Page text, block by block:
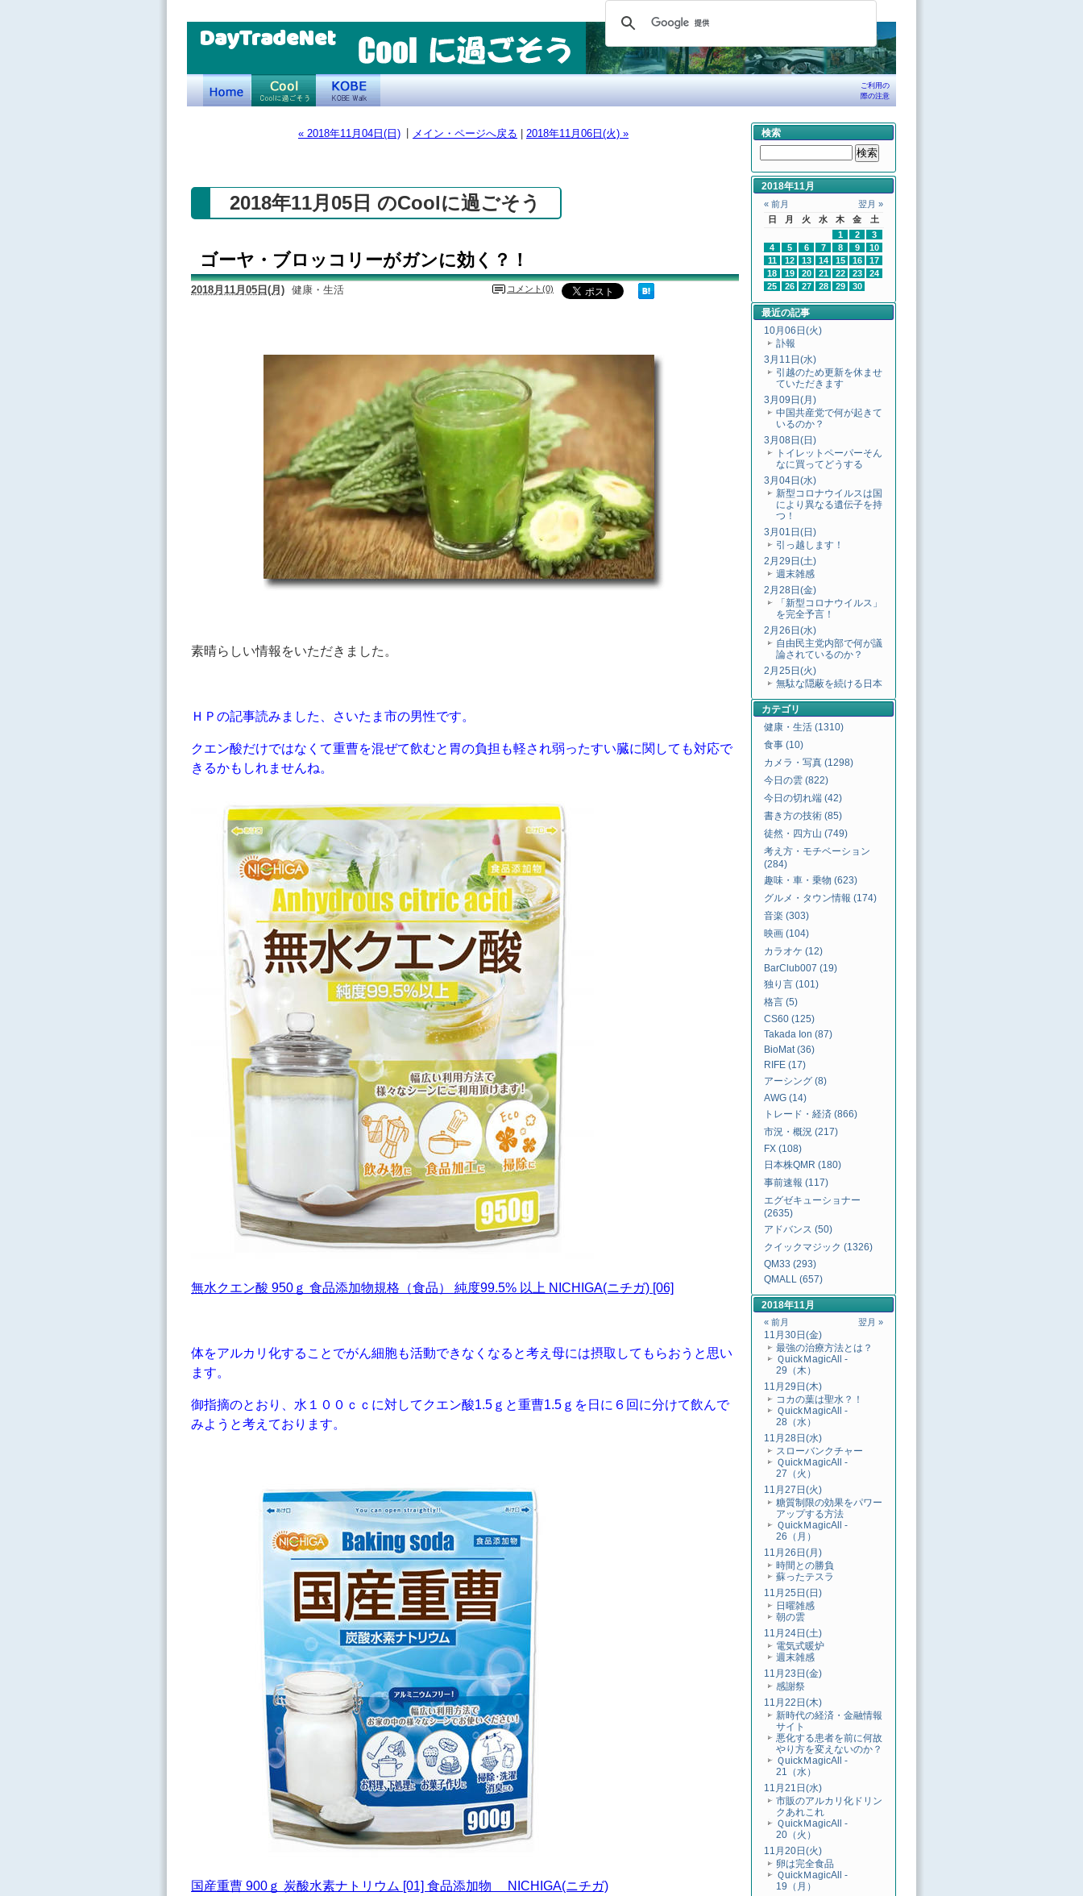
DayTradeNet
ご利用の
際の注意
« 2018年11月04日(日) メイン・ページへ戻る 2018年11月06日(火) »
2018年11月05日 のCoolに過ごそう
ゴーヤ・ブロッコリーがガンに効く？！
2018月11月05日(月) 健康・生活 コメント(0)
素晴らしい情報をいただきました。
ＨＰの記事読みました、さいたま市の男性です。
クエン酸だけではなくて重曹を混ぜて飲むと胃の負担も軽され弱ったすい臓に関しても対応で
きるかもしれませんね。
無水クエン酸 950ｇ 食品添加物規格（食品） 純度99.5% 以上 NICHIGA(ニチガ) [06]
体をアルカリ化することでがん細胞も活動できなくなると考え母には摂取してもらおうと思い
ます。
御指摘のとおり、水１００ｃｃに対してクエン酸1.5ｇと重曹1.5ｇを日に６回に分けて飲んで
みようと考えております。
国産重曹 900ｇ 炭酸水素ナトリウム [01] 食品添加物 NICHIGA(ニチガ)
検索
2018年11月
« 前月
翌月 »
日
月 火 水 木 金
土
1
2
3
4
5 6 7 8 9
10
11
12 13 14 15 16
17
18
19 20 21 22 23
24
25
26 27 28 29 30
最近の記事
10月06日(火)
訃報
3月11日(水)
引越のため更新を休ませ
ていただきます
3月09日(月)
中国共産党で何が起きて
いるのか？
3月08日(日)
トイレットペーパーそん
なに買ってどうする
3月04日(水)
新型コロナウイルスは国
により異なる遺伝子を持
つ！
3月01日(日)
引っ越します！
2月29日(土)
週末雑感
2月28日(金)
「新型コロナウイルス」
を完全予言！
2月26日(水)
自由民主党内部で何が議
論されているのか？
2月25日(火)
無駄な隠蔽を続ける日本
カテゴリ
健康・生活 (1310)
食事 (10)
カメラ・写真 (1298)
今日の雲 (822)
今日の切れ端 (42)
書き方の技術 (85)
徒然・四方山 (749)
考え方・モチベーション
(284)
趣味・車・乗物 (623)
グルメ・タウン情報 (174)
音楽 (303)
映画 (104)
カラオケ (12)
BarClub007 (19)
独り言 (101)
格言 (5)
CS60 (125)
Takada Ion (87)
BioMat (36)
RIFE (17)
アーシング (8)
AWG (14)
トレード・経済 (866)
市況・概況 (217)
FX (108)
日本株QMR (180)
事前速報 (117)
エグゼキューショナー
(2635)
アドバンス (50)
クイックマジック (1326)
QM33 (293)
QMALL (657)
2018年11月
« 前月 翌月 »
11月30日(金)
最強の治療方法とは？
ＱuickＭagicAll -
29（木）
11月29日(木)
コカの葉は聖水？！
ＱuickＭagicAll -
28（水）
11月28日(水)
スローバンクチャー
ＱuickＭagicAll -
27（火）
11月27日(火)
糖質制限の効果をパワー
アップする方法
ＱuickＭagicAll -
26（月）
11月26日(月)
時間との勝負
蘇ったテスラ
11月25日(日)
日曜雑感
朝の雲
11月24日(土)
電気式暖炉
週末雑感
11月23日(金)
感謝祭
11月22日(木)
新時代の経済・金融情報
サイト
悪化する患者を前に何故
やり方を変えないのか？
ＱuickＭagicAll -
21（水）
11月21日(水)
市販のアルカリ化ドリン
クあれこれ
ＱuickＭagicAll -
20（火）
11月20日(火)
卵は完全食品
ＱuickＭagicAll -
19（月）